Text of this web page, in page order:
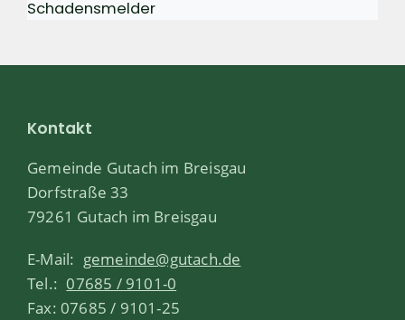
Schadensmelder
Kontakt
Gemeinde Gutach im Breisgau
Dorfstraße 33
79261 Gutach im Breisgau
E-Mail: gemeinde@gutach.de
Tel.: 07685 / 9101-0
Fax: 07685 / 9101-25